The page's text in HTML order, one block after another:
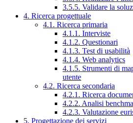
3.5.5. Validare la
4. Ricerca progettuale
4.1. Ricerca primaria
4.1.1. Interviste
4.1.2. Questionari
4.1.3. Test di usabilità
4.1.4. Web analytics
4.1.5. Strumenti di
utente
4.2. Ricerca secondaria
4.2.1. Ricerca
4.2.2. Analisi
4.2.3. Valutazione
5. Progettazione dei servizi